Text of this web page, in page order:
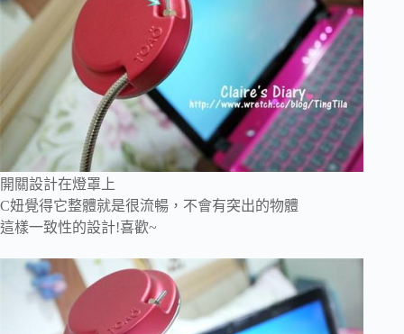
開關設計在燈罩上
C妞覺得它整體就是很流暢，不會有突出的物體
這樣一致性的設計!喜歡~